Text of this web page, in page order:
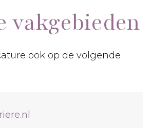
vakgebieden
ook op de volgende